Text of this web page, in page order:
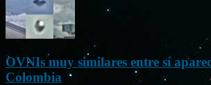
OVNIs muy similares entre sí
Colombia